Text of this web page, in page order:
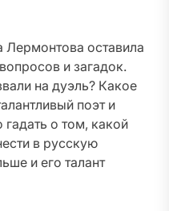
Лермонтова оставила
и загадок.
на дуэль? Какое
поэт и
о том, какой
в русскую
и его талант